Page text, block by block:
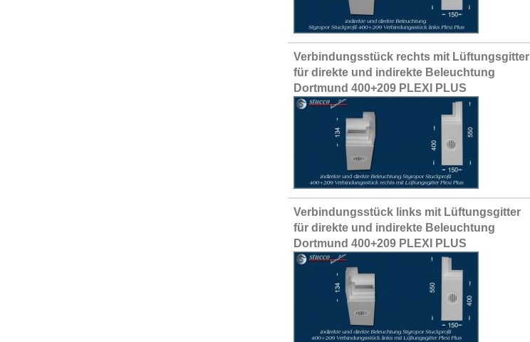
Verbindungsstück rechts mit Lüftungsgitter
für direkte und indirekte Beleuchtung
Dortmund 400+209 PLEXI PLUS
Verbindungsstück links mit Lüftungsgitter
für direkte und indirekte Beleuchtung
Dortmund 400+209 PLEXI PLUS